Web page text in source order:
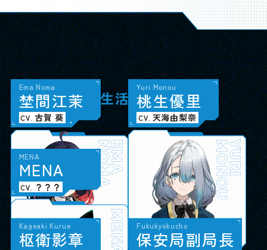
SSS（生活相談室）
HERO
Hero
主人公
CV. 小松昌平
ARUKA
ARISAKA
Aruka Arisaka
有坂或花
CV. 鈴木みのり
TAKI
SUKINA
Taki Sukina
漉名多喜
CV. 堂島颯人
SOTA
KODAKI
Sota Kodaki
小瀧奏汰
CV. 大野智敬
NOA
HATSUSE
Noa Hatsuse
初瀬乃愛
CV. 田嶌紗蘭
TAIGA
TSUKIYAMA
Taiga Tsukiyama
月山大河
CV. 深町寿成
EMA
NOMA
Ema Noma
埜間江茉
CV. 古賀 葵
YURI
MONOU
Yuri Monou
桃生優里
CV. 天海由梨奈
ナビゲーションAI
MENA
MENA
MENA
CV. ？？？
保安局
Kageaki Kurue
枢衛影章
Fukukyokucho
保安局副局長